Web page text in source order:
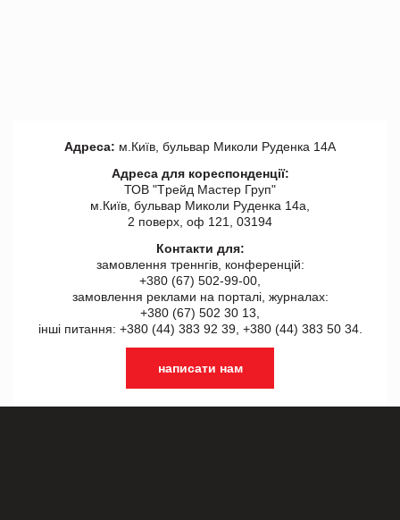
Адреса: м.Київ, бульвар Миколи Руденка 14А
Адреса для кореспонденції:
ТОВ "Tрейд Мастер Груп"
м.Київ, бульвар Миколи Руденка 14а,
2 поверх, оф 121, 03194
Контакти для:
замовлення треннгів, конференцій:
+380 (67) 502-99-00,
замовлення реклами на порталі, журналах:
+380 (67) 502 30 13,
інші питання: +380 (44) 383 92 39, +380 (44) 383 50 34.
написати нам